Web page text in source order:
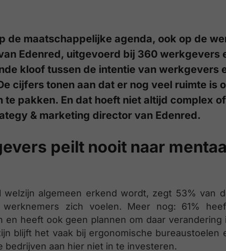
de maatschappelijke agenda, ook op de
Edenred, uitgevoerd bij 360 werkgevers
kloof tussen de intentie van werkgevers
cijfers tonen aan dat er nog veel ruimte is
pakken. En dat hoeft niet altijd complex
& marketing director van Edenred.
peilt nooit naar
welzijn algemeen erkend wordt, zegt 53% van
zich voelen. Meer nog: 61%
en heeft ook geen plannen om daar verandering
blijft het vaak bij ergonomische bureaustoelen
bedrijven aan hier niet in te investeren.